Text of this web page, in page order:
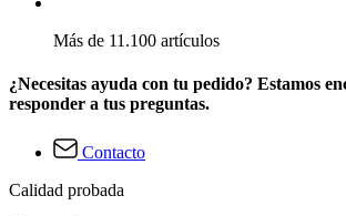
Más de 11.100 artículos
¿Necesitas ayuda con tu pedido? Estamos
responder a tus preguntas.
Contacto
Calidad probada